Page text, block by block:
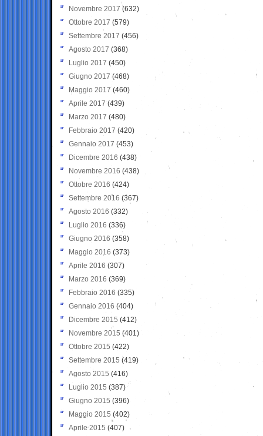
Novembre 2017 (632)
Ottobre 2017 (579)
Settembre 2017 (456)
Agosto 2017 (368)
Luglio 2017 (450)
Giugno 2017 (468)
Maggio 2017 (460)
Aprile 2017 (439)
Marzo 2017 (480)
Febbraio 2017 (420)
Gennaio 2017 (453)
Dicembre 2016 (438)
Novembre 2016 (438)
Ottobre 2016 (424)
Settembre 2016 (367)
Agosto 2016 (332)
Luglio 2016 (336)
Giugno 2016 (358)
Maggio 2016 (373)
Aprile 2016 (307)
Marzo 2016 (369)
Febbraio 2016 (335)
Gennaio 2016 (404)
Dicembre 2015 (412)
Novembre 2015 (401)
Ottobre 2015 (422)
Settembre 2015 (419)
Agosto 2015 (416)
Luglio 2015 (387)
Giugno 2015 (396)
Maggio 2015 (402)
Aprile 2015 (407)